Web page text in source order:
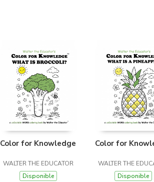
Color for Knowledge
WALTER THE EDUCATOR
Disponible
Color for
WALTER THE
Disponible